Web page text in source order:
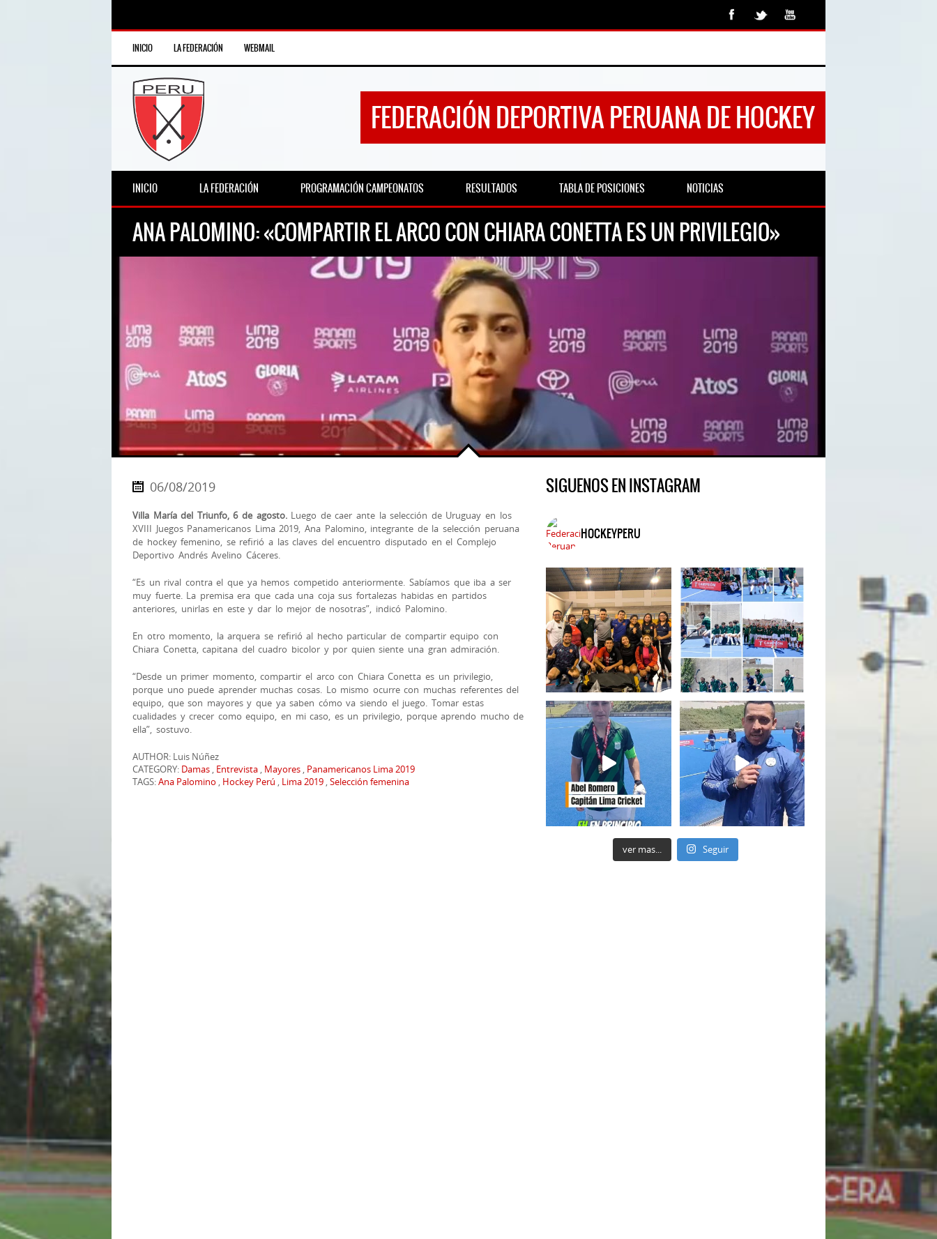
INICIO LA FEDERACIÓN WEBMAIL
FEDERACIÓN DEPORTIVA PERUANA DE HOCKEY
INICIO LA FEDERACIÓN PROGRAMACIÓN CAMPEONATOS RESULTADOS TABLA DE POSICIONES NOTICIAS
ANA PALOMINO: «COMPARTIR EL ARCO CON CHIARA CONETTA ES UN PRIVILEGIO»
06/08/2019
Villa María del Triunfo, 6 de agosto.Luego de caer ante la selección de Uruguay en los
XVIII Juegos Panamericanos Lima 2019, Ana Palomino, integrante de la selección peruana
de hockey femenino, se refirió a las claves del encuentro disputado en el Complejo
Deportivo Andrés Avelino Cáceres.
“Es un rival contra el que ya hemos competido anteriormente. Sabíamos que iba a ser
muy fuerte. La premisa era que cada una coja sus fortalezas habidas en partidos
anteriores, unirlas en este y dar lo mejor de nosotras”, indicó Palomino.
En otro momento, la arquera se refirió al hecho particular de compartir equipo con
Chiara Conetta, capitana del cuadro bicolor y por quien siente una gran admiración.
“Desde un primer momento, compartir el arco con Chiara Conetta es un privilegio,
porque uno puede aprender muchas cosas. Lo mismo ocurre con muchas referentes del
equipo, que son mayores y que ya saben cómo va siendo el juego. Tomar estas
cualidades y crecer como equipo, en mi caso, es un privilegio, porque aprendo mucho de
ella”, sostuvo.
AUTHOR: Luis Núñez
CATEGORY: Damas , Entrevista , Mayores , Panamericanos Lima 2019
TAGS:Ana Palomino , Hockey Perú , Lima 2019 ,Selección femenina
SIGUENOS EN INSTAGRAM
HOCKEYPERU
ver mas... Seguir